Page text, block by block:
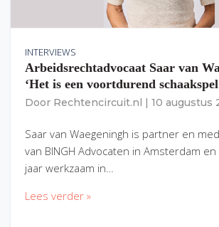
INTERVIEWS
Arbeidsrechtadvocaat Saar van
‘Het is een voortdurend
Door Rechtencircuit.nl 10 augustus
Saar van Waegeningh is partner en
van BINGH Advocaten in Amsterdam
jaar werkzaam in…
Lees verder »